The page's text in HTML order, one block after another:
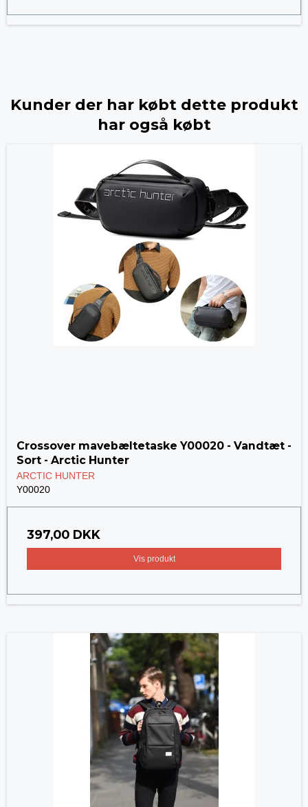
Kunder der har købt dette produkt
har også købt
Crossover mavebæltetaske Y00020 - Vandtæt -
Sort - Arctic Hunter
ARCTIC HUNTER
Y00020
397,00 DKK
Vis produkt